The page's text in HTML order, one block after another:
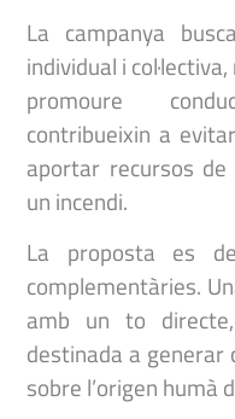
La campanya
individual i
promoure
contribueixin a
aportar recursos
un incendi.
La proposta es
complementàries.
amb un to directe,
destinada a generar
sobre l’origen humà